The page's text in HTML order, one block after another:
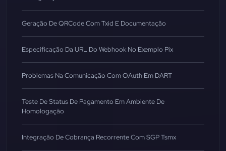
Geração De QRCode Com Txid E Documentação
Especificação Da URL Do Webhook No Exemplo Pix
Problemas Na Comunicação Com OAuth Em DART
Teste De Status De Pagamento Em Ambiente De
Homologação
Integração De Cobrança Recorrente Com SGP Tsmx